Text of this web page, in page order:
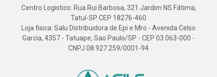
Centro Logistico: Rua Rui Barbosa, 321 Jardim NS Fátima,
Tatuí-SP CEP 18276-460
Loja fisica: Salu Distribuidora de Epi e Mro - Avenida Celso
Garcia, 4357 - Tatuape, Sao Paulo/SP - CEP 03.063-000 -
CNPJ 08.927.259/0001-94